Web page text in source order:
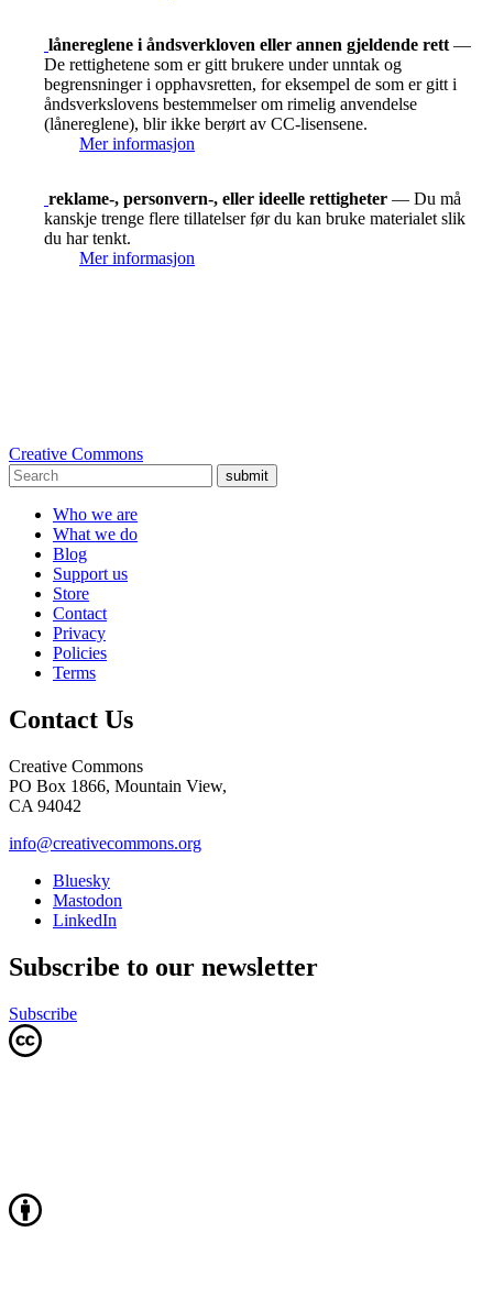
lånereglene i åndsverkloven eller annen gjeldende rett —
De rettighetene som er gitt brukere under unntak og
begrensninger i opphavsretten, for eksempel de som er gitt i
åndsverkslovens bestemmelser om rimelig anvendelse
(lånereglene), blir ikke berørt av CC-lisensene.
Mer informasjon
reklame-, personvern-, eller ideelle rettigheter — Du må
kanskje trenge flere tillatelser før du kan bruke materialet slik
du har tenkt.
Mer informasjon
Creative Commons
submit
Who we are
What we do
Blog
Support us
Store
Contact
Privacy
Policies
Terms
Contact Us
Creative Commons
PO Box 1866, Mountain View,
CA 94042
info@creativecommons.org
Bluesky
Mastodon
LinkedIn
Subscribe to our newsletter
Subscribe